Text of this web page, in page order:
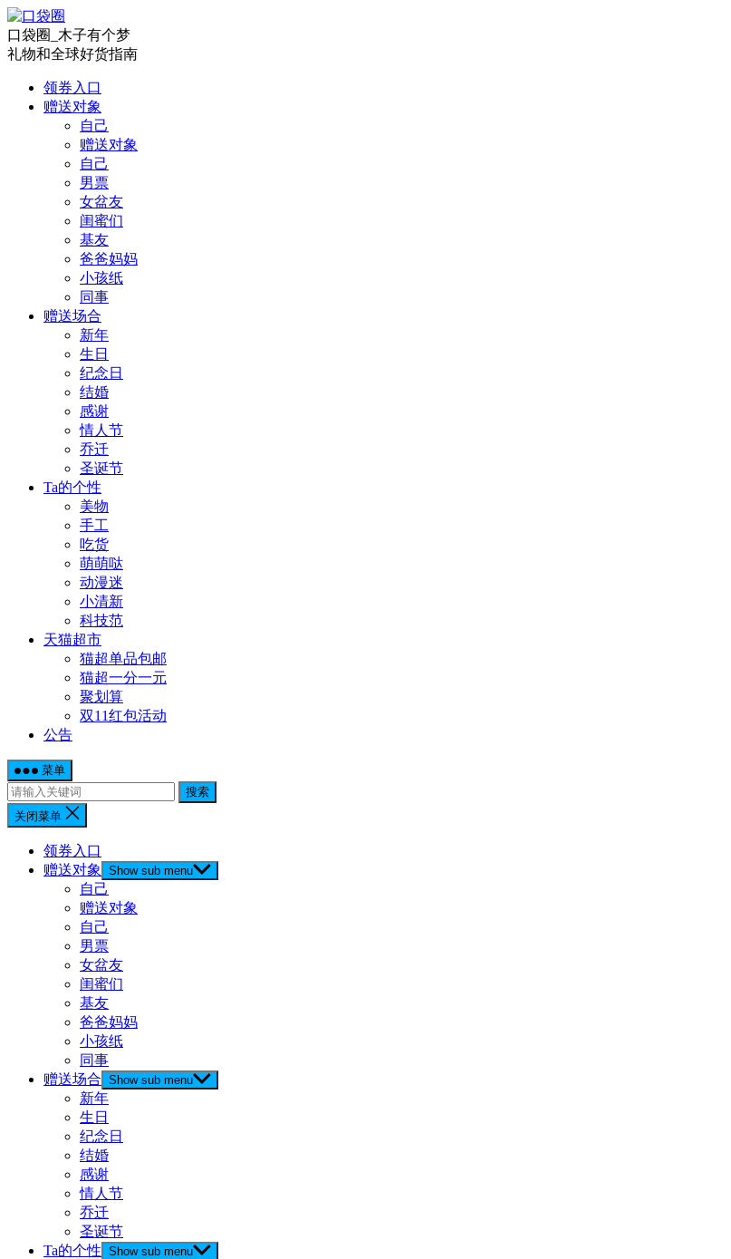
口袋圈_木子有个梦
礼物和全球好货指南
领券入口
赠送对象
自己
赠送对象
自己
男票
女盆友
闺蜜们
基友
爸爸妈妈
小孩纸
同事
赠送场合
新年
生日
纪念日
结婚
感谢
情人节
乔迁
圣诞节
Ta的个性
美物
手工
吃货
萌萌哒
动漫迷
小清新
科技范
天猫超市
猫超单品包邮
猫超一分一元
聚划算
双11红包活动
公告
菜单
搜索
关闭菜单
领券入口
赠送对象
Show sub menu
自己
赠送对象
自己
男票
女盆友
闺蜜们
基友
爸爸妈妈
小孩纸
同事
赠送场合 Show sub menu
新年
生日
纪念日
结婚
感谢
情人节
乔迁
圣诞节
Ta的个性 Show sub menu